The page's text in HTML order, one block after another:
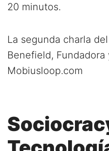
20 minutos.
La segunda charla
Benefield, Fundadora
Mobiusloop.com